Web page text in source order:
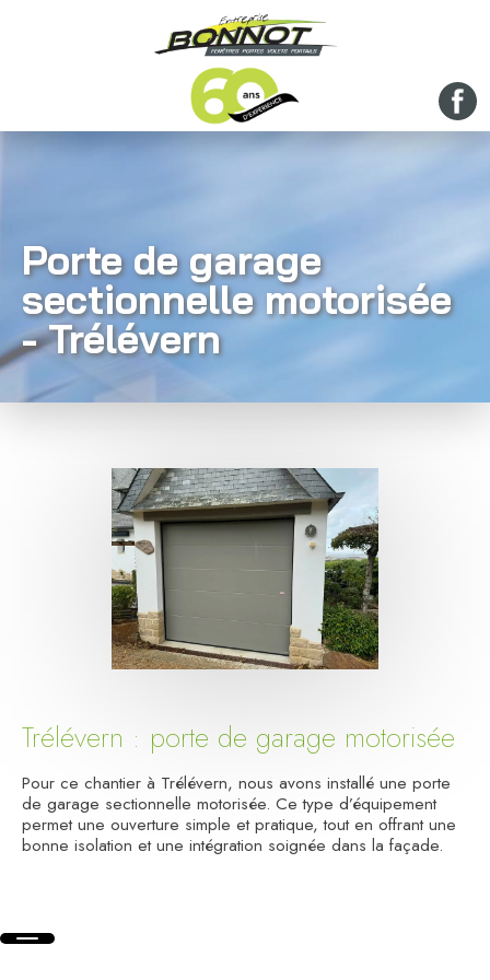
Porte de garage
sectionnelle motorisée
- Trélévern
Trélévern : porte de garage motorisée
Pour ce chantier à Trélévern, nous avons installé une porte
de garage sectionnelle motorisée. Ce type d’équipement
permet une ouverture simple et pratique, tout en offrant une
bonne isolation et une intégration soignée dans la façade.